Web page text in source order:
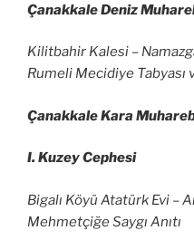
Çanakkale Deniz
Kilitbahir Kalesi –
Rumeli Mecidiye Tabyası
Çanakkale Kara
I. Kuzey Cephesi
Bigalı Köyü Atatürk Evi –
Mehmetçiğe Saygı Anıtı